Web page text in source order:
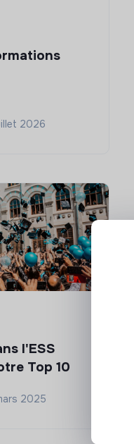
2026
l'ESS
Top 10
2025